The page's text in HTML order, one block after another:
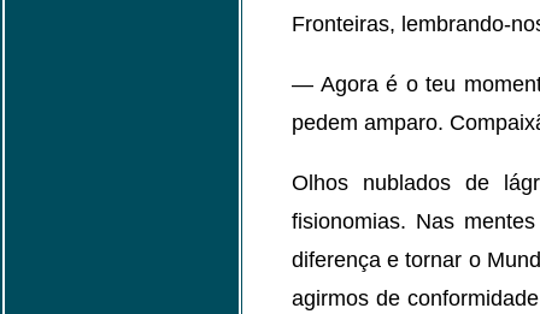
Fronteiras, lembrando-
— Agora é o teu
pedem amparo.
Olhos nublados de
fisionomias. Nas
diferença e tornar o
agirmos de